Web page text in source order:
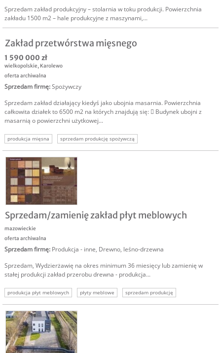
Sprzedam zakład produkcyjny – stolarnia w toku produkcji. Powierzchnia
zakładu 1500 m2 – hale produkcyjne z maszynami,...
Zakład przetwórstwa mięsnego
1 590 000 zł
wielkopolskie, Karolewo
oferta archiwalna
Sprzedam firmę:Spożywczy
Sprzedam zakład działający kiedyś jako ubojnia masarnia. Powierzchnia
całkowita działek to 6500 m2 na których znajdują się:  Budynek ubojni z
masarnią o powierzchni użytkowej...
produkcja mięsna
sprzedam produkcję spożywczą
sprzedam firmę produkcyjną
sprzedam zakład produkcyjny
sprzedam biznes produkcja
Sprzedam/zamienię zakład płyt meblowych
mazowieckie
oferta archiwalna
Sprzedam firmę: Produkcja - inne, Drewno, leśno-drzewna
Sprzedam, Wydzierżawię na okres minimum 36 miesięcy lub zamienię w
stałej produkcji zakład przerobu drewna - produkcja...
produkcja płyt meblowych płyty meblowe
sprzedam produkcję
sprzedam zakład produkcyjny